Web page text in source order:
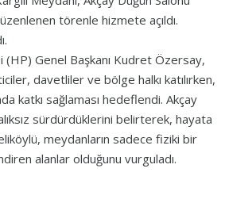
törenle hizmete açıldı.
(HP) Genel Başkanı Kudret Özersay,
davetliler ve bölge halkı katılırken,
katkı sağlaması hedeflendi. Akçay
sürdürdüklerini belirterek, hayata
meydanların sadece fiziki bir
alanlar olduğunu vurguladı.